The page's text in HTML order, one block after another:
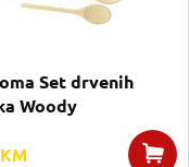
Set drvenih
Woody
KM